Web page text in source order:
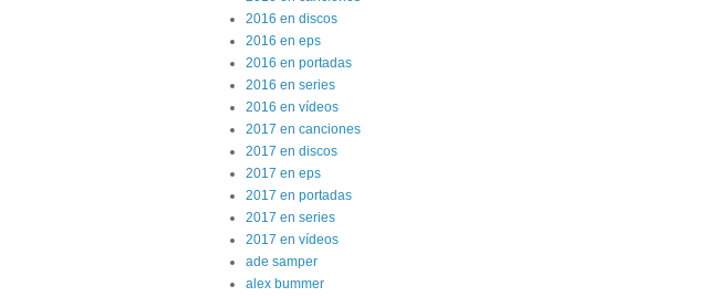
2016 en discos
2016 en eps
2016 en portadas
2016 en series
2016 en vídeos
2017 en canciones
2017 en discos
2017 en eps
2017 en portadas
2017 en series
2017 en vídeos
ade samper
alex bummer